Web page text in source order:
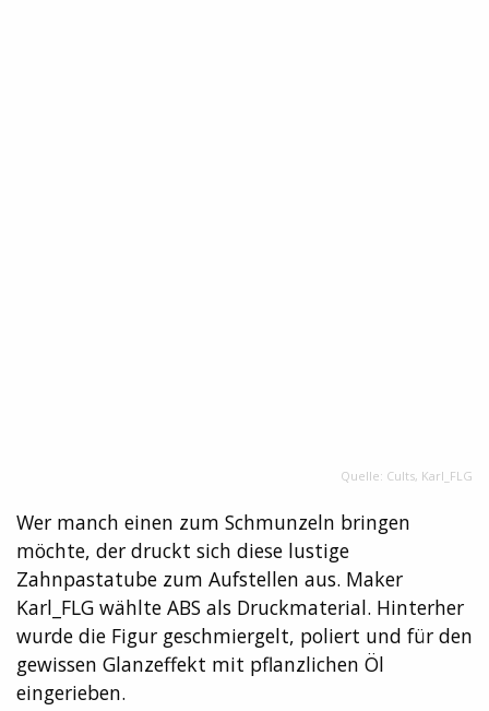
Quelle: Cults, Karl_FLG
Wer manch einen zum Schmunzeln bringen
möchte, der druckt sich diese lustige
Zahnpastatube zum Aufstellen aus. Maker
Karl_FLG wählte ABS als Druckmaterial. Hinterher
wurde die Figur geschmiergelt, poliert und für den
gewissen Glanzeffekt mit pflanzlichen Öl
eingerieben.